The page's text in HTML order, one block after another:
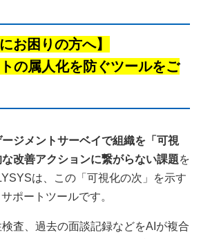
お困りの方へ】
の属人化を防ぐツールをご
ージメントサーベイで組織を「可視
改善アクションに繋がらない課題を
は、この「可視化の次」を示す
ポートツールです。
査、過去の面談記録などをAIが複合